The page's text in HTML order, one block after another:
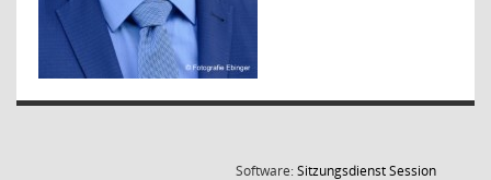
Software:SitzungsdienstSession(Wird in